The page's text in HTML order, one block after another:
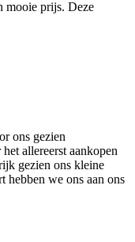
mooie prijs. Deze
ons gezien
allereerst aankopen
gezien ons kleine
hebben we ons aan ons